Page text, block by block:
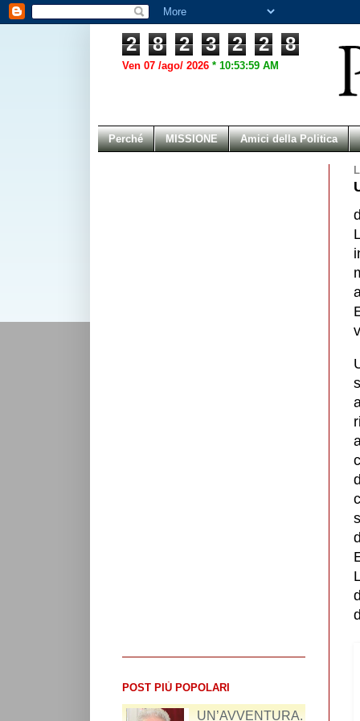
2 8 2 3 2 2 8
Ven 07 /ago/ 2026 * 10:53:59 AM
Perché MISSIONE Amici della Politica
POST PIÙ POPOLARI
UN’AVVENTURA.